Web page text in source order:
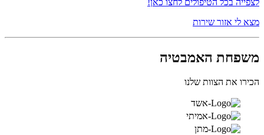
אזור שירות
האמבטיה
את הצוות שלנו